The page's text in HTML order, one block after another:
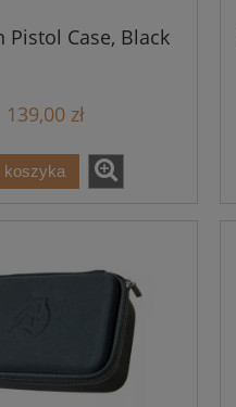
Pistol Case, Black
139,00 zł
koszyka